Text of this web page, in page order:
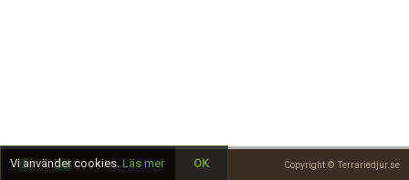
Copyright © Terrariedjur.se
Vi använder cookies. Läs mer OK